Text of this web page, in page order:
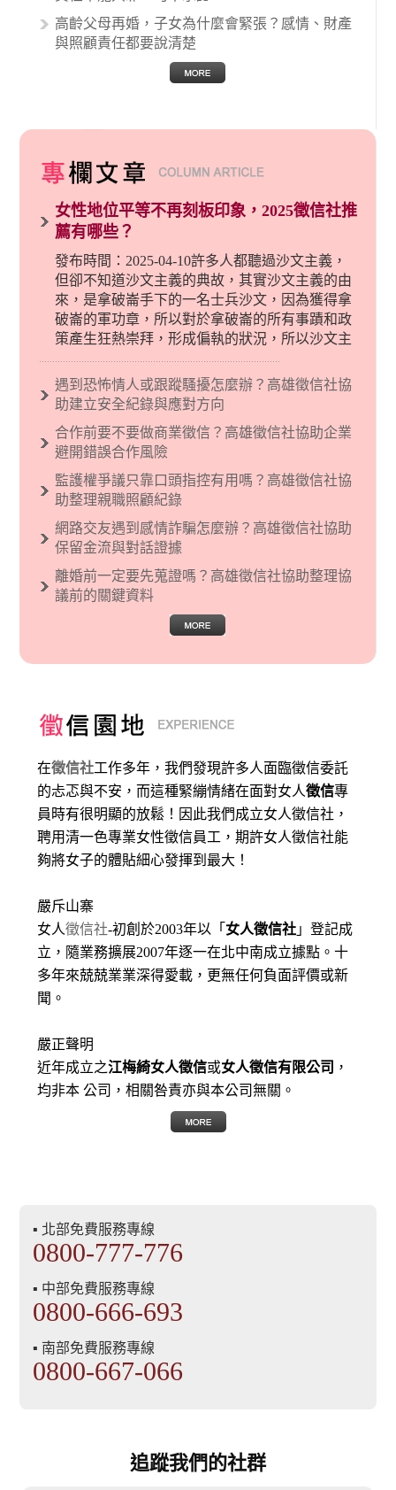
高齡父母再婚，子女為什麼會緊張？感情、財產
與照顧責任都要說清楚
女性地位平等不再刻板印象，2025徵信社推
薦有哪些？
發布時間：2025-04-10許多人都聽過沙文主義，
但卻不知道沙文主義的典故，其實沙文主義的由
來，是拿破崙手下的一名士兵沙文，因為獲得拿
破崙的軍功章，所以對於拿破崙的所有事蹟和政
策產生狂熱崇拜，形成偏執的狀況，所以沙文主
義後來就被拿來暗指偏見和歧視，而且有沙文主
義傾向的人，通常對於自己的國家和民族有超強
烈的卓越感，因而瞧不起其他國家的人，所以沙
現了男性沙文…
遇到恐怖情人或跟蹤騷擾怎麼辦？高雄徵信社協
助建立安全紀錄與應對方向
合作前要不要做商業徵信？高雄徵信社協助企業
避開錯誤合作風險
監護權爭議只靠口頭指控有用嗎？高雄徵信社協
助整理親職照顧紀錄
網路交友遇到感情詐騙怎麼辦？高雄徵信社協助
保留金流與對話證據
離婚前一定要先蒐證嗎？高雄徵信社協助整理協
議前的關鍵資料
在徵信社工作多年，我們發現許多人面臨徵信委託
的忐忑與不安，而這種緊繃情緒在面對女人徵信專
員時有很明顯的放鬆！因此我們成立女人徵信社，
聘用清一色專業女性徵信員工，期許女人徵信社能
夠將女子的體貼細心發揮到最大 ！
嚴斥山寨
女人徵信社-初創於2003年以「 女人徵信社 」登記成
立，隨業務擴展2007年逐一在北中南成立據點。十
多年來兢兢業業深得愛載，更無任何負面評價或新
聞。
嚴正聲明
近年成立之江梅綺女人徵信或女人徵信有限公司 ，
均非本 公司，相關咎責亦與本公司無關。
▪ 北部免費服務專線
0800-777-776
▪ 中部免費服務專線
0800-666-693
▪ 南部免費服務專線
0800-667-066
追蹤我們的社群